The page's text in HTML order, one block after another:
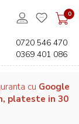
0
0720 546 470
0369 401 086
cu Google
plateste in 30